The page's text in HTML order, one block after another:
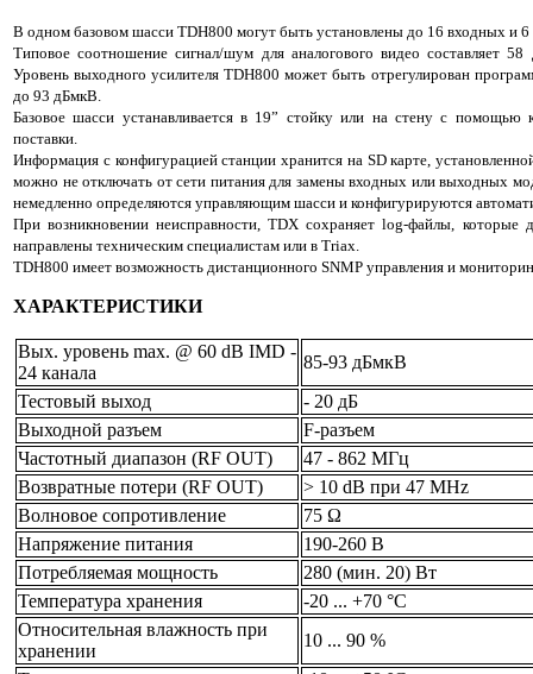
В одном базовом шасси TDH800 могут быть установлены до 16 входных и
Типовое соотношение сигнал/шум для аналогового видео составляет
Уровень выходного усилителя TDH800 может быть отрегулирован
до 93 дБмкВ.
Базовое шасси устанавливается в 19” стойку или на стену с помощью
поставки.
Информация с конфигурацией станции хранится на SD карте,
можно не отключать от сети питания для замены входных или выходных
немедленно определяются управляющим шасси и конфигурируются
При возникновении неисправности, TDX сохраняет log-файлы,
направлены техническим специалистам или в Triax.
TDH800 имеет возможность дистанционного SNMP управления и
ХАРАКТЕРИСТИКИ
Вых. уровень max. @ 60 dB IMD -
24 канала
85-93 дБмкВ
Тестовый выход
- 20 дБ
Выходной разъем
F-разъем
Частотный диапазон (RF OUT)
47 - 862 МГц
Возвратные потери (RF OUT)
> 10 dB при 47 MHz
Волновое сопротивление
75 Ω
Напряжение питания
190-260 В
Потребляемая мощность
280 (мин. 20) Вт
Температура хранения
-20 ... +70 °C
Относительная влажность при
хранении
10 ... 90 %